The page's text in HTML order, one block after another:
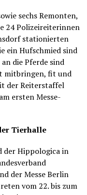
sechs Remonten,
24 Polizeireiterinnen
stationierten
ein Hufschmied sind
die Pferde sind
mitbringen, fit und
der Reiterstaffel
ersten Messe-
Tierhalle
der Hippologica in
der Messe Berlin
vom 22. bis zum